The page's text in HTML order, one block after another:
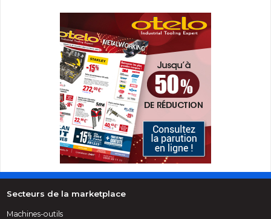
Secteurs de la marketplace
Machines-outils